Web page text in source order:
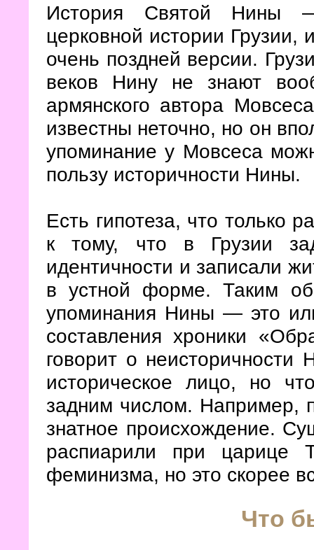
История Святой Нины
церковной истории Грузии,
очень поздней версии.
веков Нину не знают
армянского автора
известны неточно, но он
упоминание у Мовсеса
пользу историчности Нины.
Есть гипотеза, что только
к тому, что в Грузии
идентичности и записали
в устной форме. Таким
упоминания Нины — это
составления хроники
говорит о
историческое лицо, но
задним числом. Например,
знатное происхождение.
распиарили при царице
феминизма, но это скорее
Что